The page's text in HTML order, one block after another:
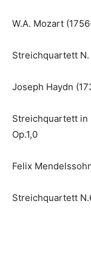
W.A. Mozart
Streichquartett N.
Joseph Haydn
Streichquartett in
Op.1,0
Felix
Streichquartett